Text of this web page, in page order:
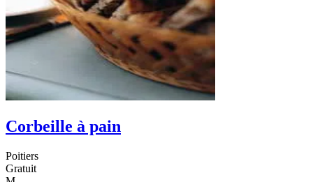
Corbeille à pain
Poitiers
Gratuit